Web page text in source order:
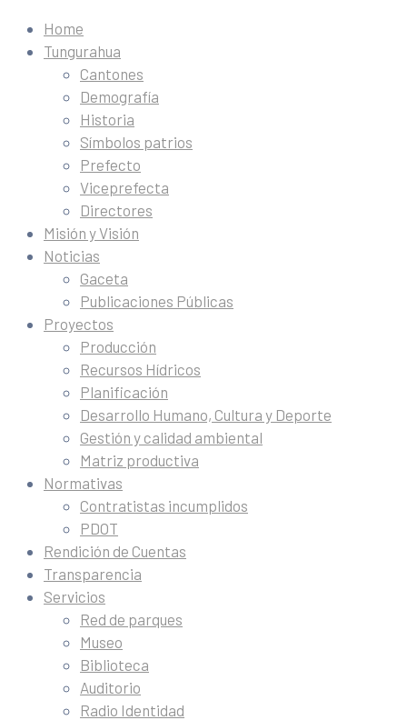
Home
Tungurahua
Cantones
Demografía
Historia
Símbolos patrios
Prefecto
Viceprefecta
Directores
Misión y Visión
Noticias
Gaceta
Publicaciones Públicas
Proyectos
Producción
Recursos Hídricos
Planificación
Desarrollo Humano, Cultura y Deporte
Gestión y calidad ambiental
Matriz productiva
Normativas
Contratistas incumplidos
PDOT
Rendición de Cuentas
Transparencia
Servicios
Red de parques
Museo
Biblioteca
Auditorio
Radio Identidad